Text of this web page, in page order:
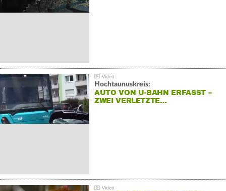
Hochtaunuskreis:
AUTO VON U-BAHN ERFASST –
ZWEI VERLETZTE…